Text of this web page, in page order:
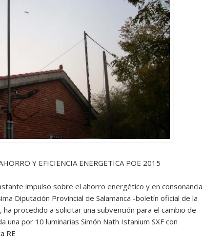
Y EFICIENCIA ENERGETICA POE 2015
impulso sobre el ahorro energético y en consonancia
Diputación Provincial de Salamanca -boletín oficial de la
procedido a solicitar una subvención para el cambio de
por 10 luminarias Simón Nath Istanium SXF con
RE